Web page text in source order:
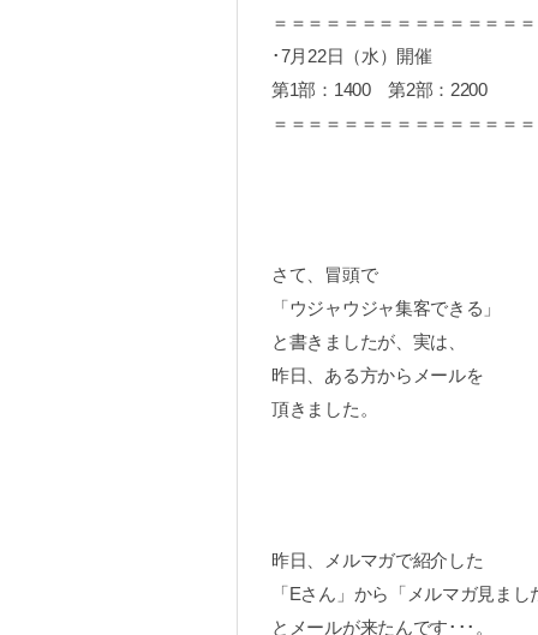
＝＝＝＝＝＝＝＝＝＝＝＝＝＝＝
･7月22日（水）開催
第1部：1400 第2部：2200
＝＝＝＝＝＝＝＝＝＝＝＝＝＝＝
さて、冒頭で
「ウジャウジャ集客できる」
と書きましたが、実は、
昨日、ある方からメールを
頂きました。
昨日、メルマガで紹介した
「Eさん」から「メルマガ見まし
とメールが来たんです･･･。